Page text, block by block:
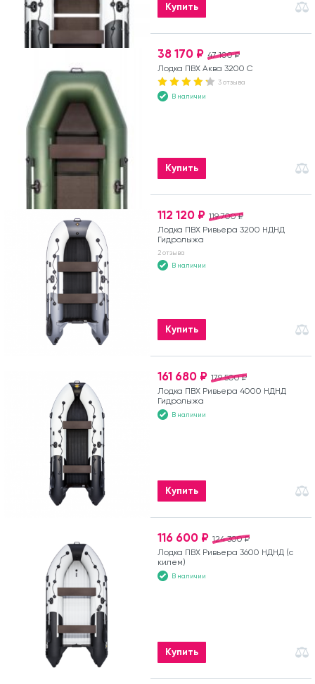
Купить
47 100 ₽
38 170 ₽
Лодка ПВХ Аква 3200 С
3 отзыва
В наличии
Купить
119 700 ₽
112 120 ₽
Лодка ПВХ Ривьера 3200 НДНД
Гидролыжа
2 отзыва
В наличии
Купить
179 500 ₽
161 680 ₽
Лодка ПВХ Ривьера 4000 НДНД
Гидролыжа
В наличии
Купить
124 300 ₽
116 600 ₽
Лодка ПВХ Ривьера 3600 НДНД (с
килем)
В наличии
Купить